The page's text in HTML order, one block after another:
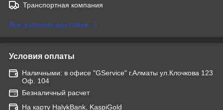
Транспортная компания
Все условия доставки
Условия оплаты
Наличными: в офисе "GService" г.Алматы ул.Клочкова 123
Оф. 104
Безналичный расчет
На карту HalykBank, KaspiGold